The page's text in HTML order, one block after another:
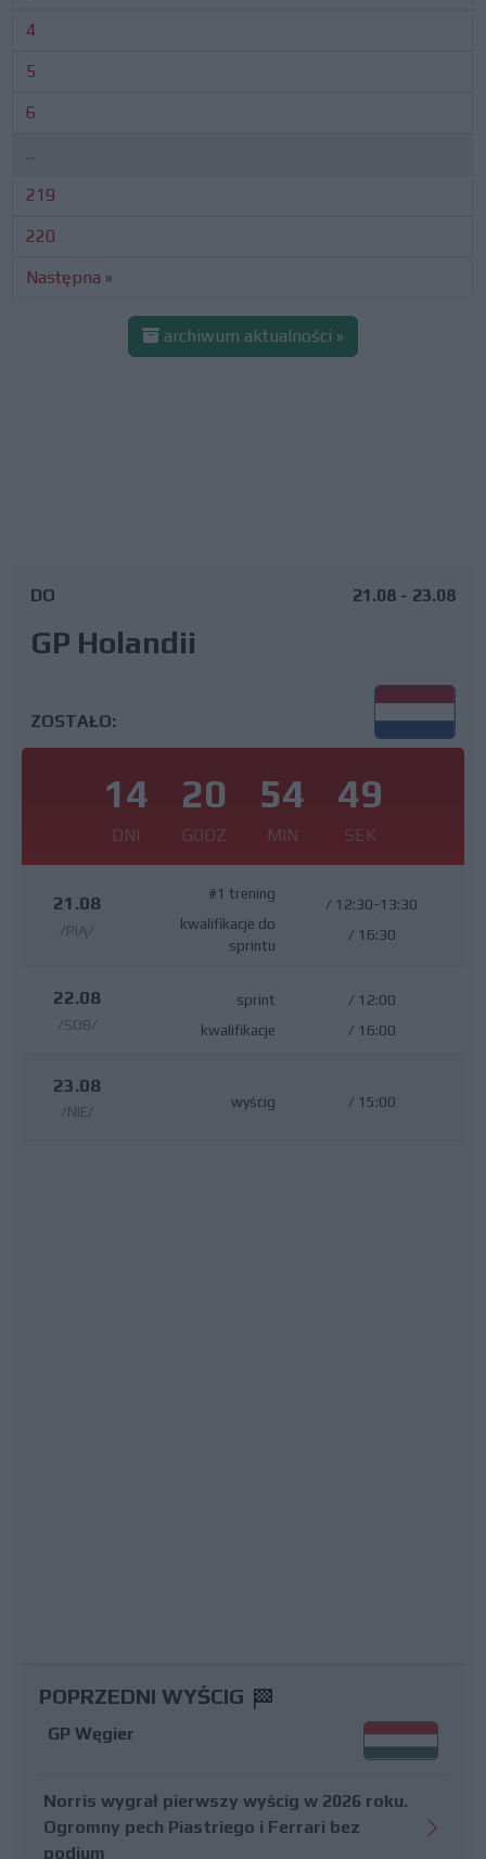
4
5
6
...
219
220
Następna »
archiwum aktualności »
DO
GP Holandii
21.08 - 23.08
ZOSTAŁO:
14
DNI
20
GODZ
54
MIN
49
SEK
21.08
/PIĄ/
#1 trening
kwalifikacje do
sprintu
/ 12:30-13:30
/ 16:30
22.08
/SOB/
sprint
kwalifikacje
/ 12:00
/ 16:00
23.08
/NIE/
wyścig / 15:00
POPRZEDNI WYŚCIG
GP Węgier
Norris wygrał pierwszy wyścig w 2026 roku.
Ogromny pech Piastriego i Ferrari bez
podium